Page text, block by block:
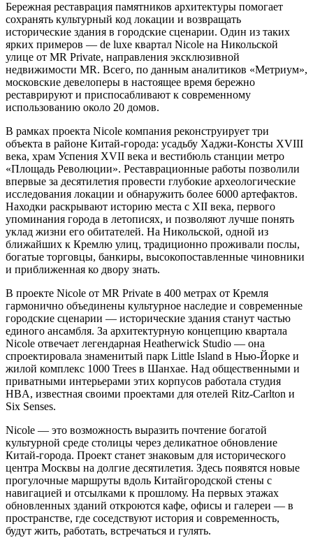
Бережная реставрация памятников архитектуры помогает
сохранять культурный код локации и возвращать
исторические здания в городские сценарии. Один из таких
ярких примеров — de luxe квартал Nicole на Никольской
улице от MR Private, направления эксклюзивной
недвижимости MR. Всего, по данным аналитиков «Метриум»,
московские девелоперы в настоящее время бережно
реставрируют и приспосабливают к современному
использованию около 20 домов.
В рамках проекта Nicole компания реконструирует три
объекта в районе Китай-города: усадьбу Хаджи-Консты XVIII
века, храм Успения XVII века и вестибюль станции метро
«Площадь Революции». Реставрационные работы позволили
впервые за десятилетия провести глубокие археологические
исследования локации и обнаружить более 6000 артефактов.
Находки раскрывают историю места с XII века, первого
упоминания города в летописях, и позволяют лучше понять
уклад жизни его обитателей. На Никольской, одной из
ближайших к Кремлю улиц, традиционно проживали послы,
богатые торговцы, банкиры, высокопоставленные чиновники
и приближенная ко двору знать.
В проекте Nicole от MR Private в 400 метрах от Кремля
гармонично объединены культурное наследие и современные
городские сценарии — исторические здания станут частью
единого ансамбля. За архитектурную концепцию квартала
Nicole отвечает легендарная Heatherwick Studio — она
спроектировала знаменитый парк Little Island в Нью-Йорке и
жилой комплекс 1000 Trees в Шанхае. Над общественными и
приватными интерьерами этих корпусов работала студия
HBA, известная своими проектами для отелей Ritz-Carlton и
Six Senses.
Nicole — это возможность выразить почтение богатой
культурной среде столицы через деликатное обновление
Китай-города. Проект станет знаковым для исторического
центра Москвы на долгие десятилетия. Здесь появятся новые
прогулочные маршруты вдоль Китайгородской стены с
навигацией и отсылками к прошлому. На первых этажах
обновленных зданий откроются кафе, офисы и галереи — в
пространстве, где соседствуют история и современность,
будут жить, работать, встречаться и гулять.